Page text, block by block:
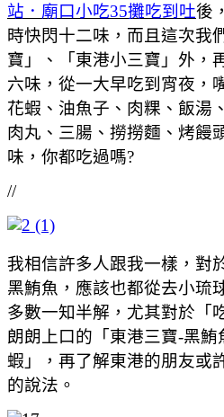
站．廟口小吃35攤吃到吐後
時快閃十二味，而且這次我
寶」、「東港小三寶」外，
六味，從一大早吃到宵夜，
花蝦、油魚子、肉粿、飯湯
肉丸、三腸、撈撈麵、烤饅
味，你都吃過嗎?
//
我相信許多人跟我一樣，對
黑鮪魚，應該也都從去小琉
多數一知半解，尤其對於「
朗朗上口的「東港三寶-黑鮪
蝦」，再了解東港的朋友或
的說法。